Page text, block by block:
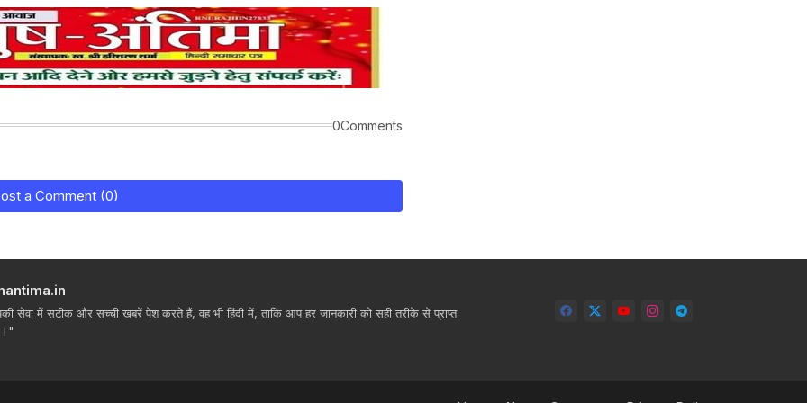
0Comments
a Comment (0)
सेवा में सटीक और सच्ची खबरें पेश करते हैं, वह भी हिंदी में, ताकि आप हर जानकारी को सही तरीके से प्राप्त